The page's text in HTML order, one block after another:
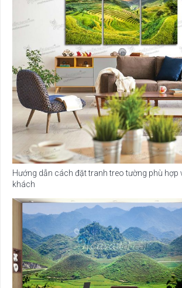
Hướng dẫn cách đặt tranh treo tường phù hợp
khách